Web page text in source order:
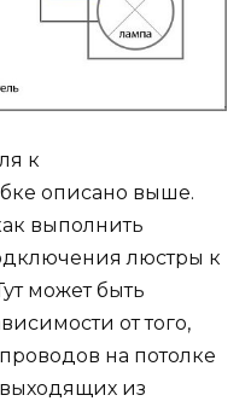
к
описано выше.
выполнить
люстры к
может быть
от того,
на потолке
из